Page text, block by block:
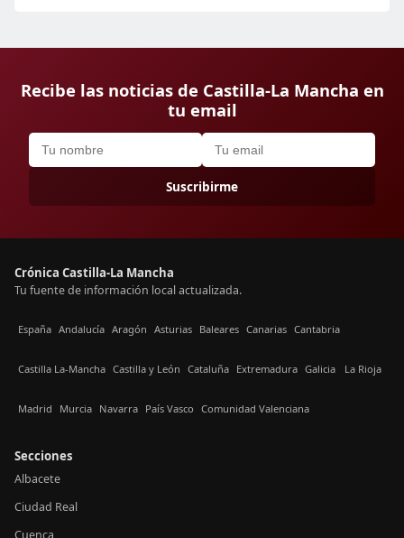
Recibe las noticias de Castilla-La Mancha en
tu email
Suscribirme
Crónica Castilla-La Mancha
Tu fuente de información local actualizada.
España Andalucía Aragón Asturias Baleares Canarias Cantabria
Castilla La-Mancha Castilla y León Cataluña Extremadura Galicia La Rioja
Madrid Murcia Navarra País Vasco Comunidad Valenciana
Secciones
Albacete
Ciudad Real
Cuenca